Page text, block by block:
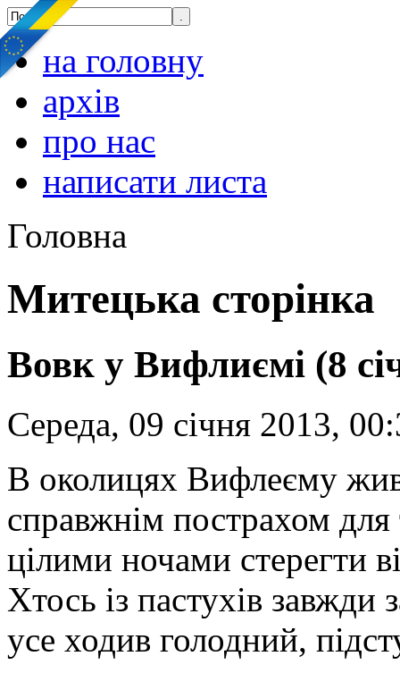
на головну
архів
про нас
написати листа
Головна
Митецька сторінка
Вовк у Вифлиємі (8
Середа, 09 січня 2013,
В околицях Вифлеєму
справжнім пострахом для
цілими ночами стерегти
Хтось із пастухів завжди
усе ходив голодний,